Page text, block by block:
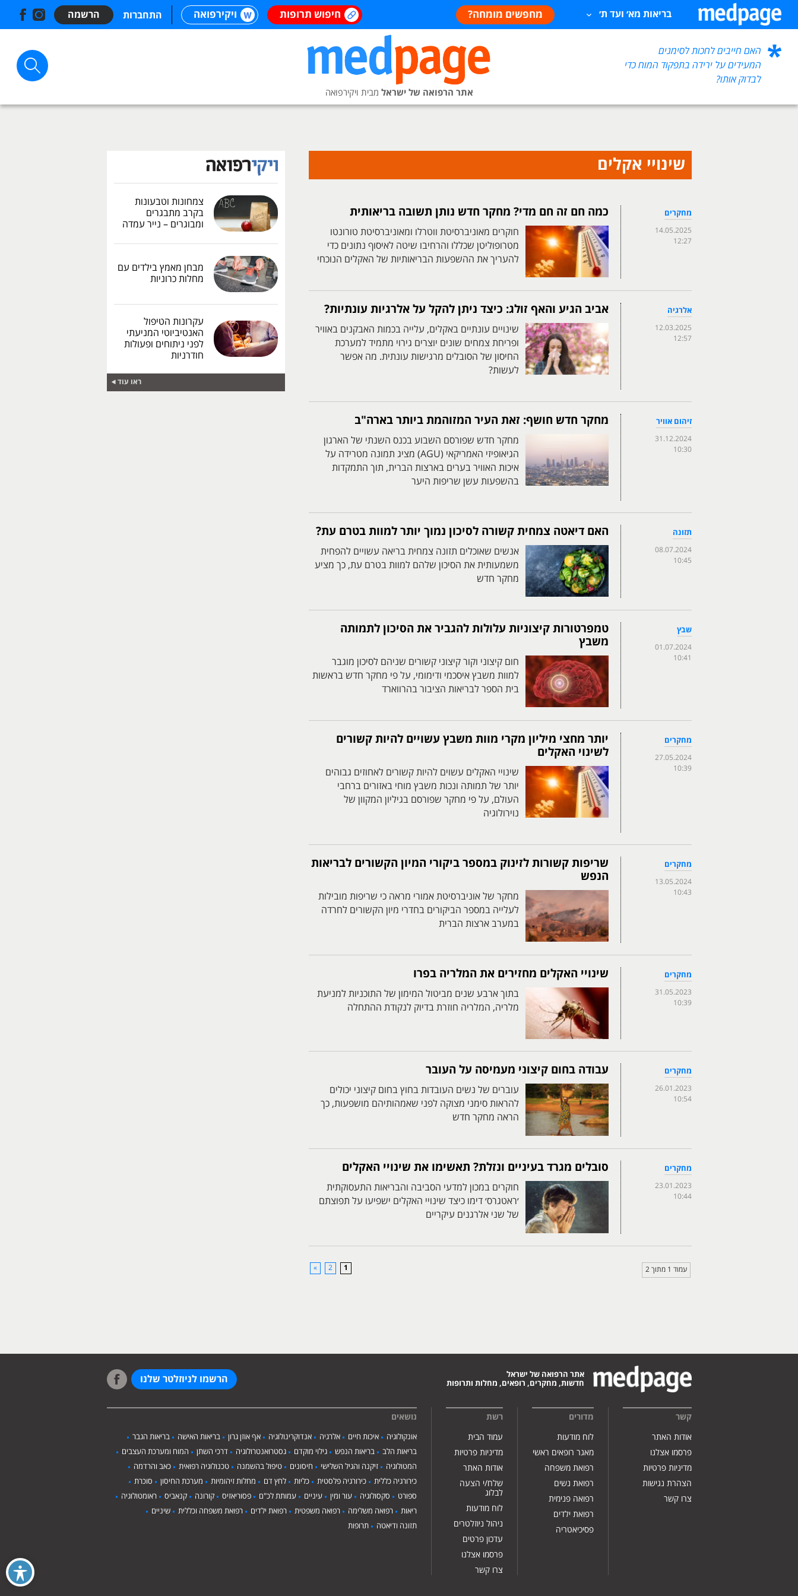
בריאות מא׳ ועד ת׳ מחפשים מומחה? חיפוש תרופות ויקירפואה התחברות הרשמה
האם חייבים לחכות לסימנים
המעידים על ירידה בתפקוד המוח כדי
לבדוק אותו?
אתר הרפואה של ישראל מבית ויקירפואה
שינויי אקלים
מחקרים
14.05.2025
12:27
כמה חם זה חם מדי? מחקר חדש נותן תשובה בריאותית
חוקרים מאוניברסיטת ווטרלו ומאוניברסיטת טורונטו
מטרופוליטן שכללו והרחיבו שיטה לאיסוף נתונים כדי
להעריך את ההשפעות הבריאותיות של האקלים הנוכחי
אלרגיה
12.03.2025
12:57
אביב הגיע והאף זולג: כיצד ניתן להקל על אלרגיות עונתיות?
שינויים עונתיים באקלים, עלייה בכמות האבקנים באוויר
ופריחת צמחים שונים יוצרים גירוי מתמיד למערכת
החיסון של הסובלים מרגישות עונתית. מה אפשר
לעשות?
זיהום אוויר
31.12.2024
10:30
מחקר חדש חושף: זאת העיר המזוהמת ביותר בארה"ב
מחקר חדש שפורסם השבוע בכנס השנתי של הארגון
הגיאופיזי האמריקאי (AGU) מציג תמונה מטרידה על
איכות האוויר בערים בארצות הברית, תוך התמקדות
בהשפעות עשן שריפות היער
תזונה
08.07.2024
10:45
האם דיאטה צמחית קשורה לסיכון נמוך יותר למוות בטרם עת?
אנשים שאוכלים תזונה צמחית בריאה עשויים להפחית
משמעותית את הסיכון שלהם למוות בטרם עת, כך מציע
מחקר חדש
שבץ
01.07.2024
10:41
טמפרטורות קיצוניות עלולות להגביר את הסיכון לתמותה
משבץ
חום קיצוני וקור קיצוני קשורים שניהם לסיכון מוגבר
למוות משבץ איסכמי ודימומי, על פי מחקר חדש בראשות
בית הספר לבריאות הציבור בהרווארד
מחקרים
27.05.2024
10:39
יותר מחצי מיליון מקרי מוות משבץ עשויים להיות קשורים
לשינוי האקלים
שינויי האקלים עשוים להיות קשורים לאחוזים גבוהים
יותר של תמותה ונכות משבץ מוחי באזורים ברחבי
העולם, על פי מחקר שפורסם בגיליון המקוון של
נוירולוגיה
מחקרים
13.05.2024
10:43
שריפות קשורות לזינוק במספר ביקורי המיון הקשורים לבריאות
הנפש
מחקר של אוניברסיטת אמורי מראה כי שריפות מובילות
לעלייה במספר הביקורים בחדרי מיון הקשורים לחרדה
במערב ארצות הברית
מחקרים
31.05.2023
10:39
שינויי האקלים מחזירים את המלריה בפרו
בתוך ארבע שנים מביטול המימון של התוכניות למניעת
מלריה, המלריה חוזרת בדיוק לנקודת ההתחלה
מחקרים
26.01.2023
10:54
עבודה בחום קיצוני מעמיסה על העובר
עוברים של נשים העובדות בחוץ בחום קיצוני יכולים
להראות סימני מצוקה לפני שאמהותיהם מושפעות, כך
הראה מחקר חדש
מחקרים
23.01.2023
10:44
סובלים מגרד בעיניים ונזלת? תאשימו את שינויי האקלים
חוקרים במכון למדעי הסביבה והבריאות התעסוקתית
׳ראטגרס׳ דימו כיצד שינויי האקלים ישפיעו על תפוצתם
של שני אלרגנים עיקריים
עמוד 1 מתוך 2 1
2
»
צמחונות וטבעונות
בקרב מתבגרים
ומבוגרים – נייר עמדה
מבחן מאמץ בילדים עם
מחלות כרוניות
עקרונות הטיפול
האנטיביוטי המניעתי
לפני ניתוחים ופעולות
חודרניות
ראו עוד
אתר הרפואה של ישראל
חדשות, מחקרים, רופאים, מחלות ותרופות
הרשמו לניוזלטר שלנו
קשר
אודות האתר
פרסמו אצלנו
מדיניות פרטיות
הצהרת נגישות
צרו קשר
מדורים
לוח מודעות
מאגר רופאים ראשי
רפואת משפחה
רפואת נשים
רפואה פנימית
רפואת ילדים
פסיכיאטריה
רשת
עמוד הבית
מדיניות פרטיות
אודות האתר
שלח/י הצעה
לבלוג
לוח מודעות
ניהול ניוזלטרים
עדכון פרטים
פרסמו אצלנו
צרו קשר
נושאים
אונקולוגיה איכות חיים אלרגיה אנדוקרינולוגיה אף אוזן גרון בריאות האישה
בריאות הגבר
בריאות הלב
בריאות הנפש גילוי מוקדם גסטרואנטרולוגיה דרכי השתן
המוח ומערכת העצבים
המטולוגיה
זיקנה והגיל השלישי חיסונים טיפול בהשמנה טכנולוגיה רפואית
כאב והרדמה
כירורגיה כללית
כירורגיה פלסטית כליות לחץ דם מחלות זיהומיות מערכת החיסון
סוכרת
ספורט
סקסולוגיה עור ומין עיניים עמותת לכ"ם פסוריאזיס קורונה קנאביס
ראומטולוגיה
ריאות
רפואה משלימה רפואה משפטית רפואת ילדים רפואת משפחה וכללית
שיניים
תזונה ודיאטה
תרופות